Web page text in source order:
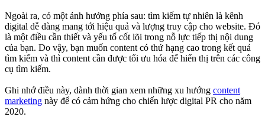
Ngoài ra, có một ảnh hưởng phía sau: tìm kiếm tự nhiên là kênh
digital dễ dàng mang tới hiệu quả và lượng truy cập cho website. Đó
là một điều cần thiết và yếu tố cốt lõi trong nỗ lực tiếp thị nội dung
của bạn. Do vậy, bạn muốn content có thứ hạng cao trong kết quả
tìm kiếm và thì content cần được tối ưu hóa để hiển thị trên các công
cụ tìm kiếm.
Ghi nhớ điều này, dành thời gian xem những xu hướng content
marketing này để có cảm hứng cho chiến lược digital PR cho năm
2020.